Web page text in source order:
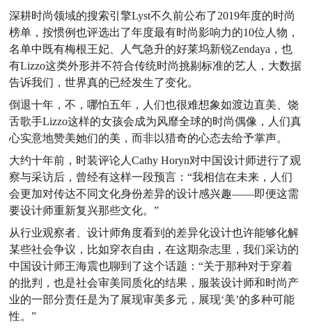
深耕时尚领域的搜索引擎Lyst不久前公布了2019年度的时尚
榜单，按惯例也评选出了年度最有时尚影响力的10位人物，
名单中既有梅根王妃、人气急升的好莱坞新锐Zendaya，也
有Lizzo这类外形并不符合传统时尚挑剔标准的艺人，大数据
告诉我们，世界真的已经发生了变化。
倒退十年，不，哪怕五年，人们也很难想象如渡边直美、饶
舌歌手Lizzo这样的女孩会成为风靡全球的时尚偶像，人们真
心实意地赞美她们的美，而非以猎奇的心态去给予掌声。
大约十年前，时装评论人Cathy Horyn对中国设计师进行了观
察与采访后，曾经有这样一段预言：“我相信在未来，人们
会更加对传达不同文化身份差异的设计感兴趣——即便这需
要设计师重新复兴那些文化。”
从行业观察者、设计师角度看到的差异化设计也许能够化解
某些社会争议，比如穿衣自由，在这期杂志里，我们采访的
中国设计师王海震也聊到了这个话题：“关于那种对于穿着
的批判，也是社会审美同质化的结果，服装设计师和时尚产
业的一部分责任是为了展现审美多元，展现‘美’的多种可能
性。”